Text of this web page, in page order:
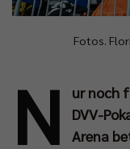
Fotos.
N
ur noch
DVV-
Arena